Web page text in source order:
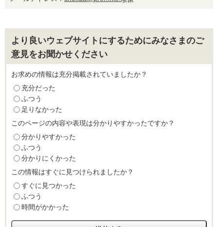
より良いウェブサイトにするためにみなさまのご
意見をお聞かせください
お求めの情報は充分掲載されていましたか？
充分だった
ふつう
足りなかった
このページの内容や表現は分かりやすかったですか？
分かりやすかった
ふつう
分かりにくかった
この情報はすぐに見つけられましたか？
すぐに見つかった
ふつう
時間がかかった